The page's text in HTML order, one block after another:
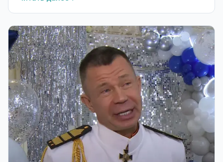
выходные на горнолыжном курорте в Карачаево-
Черкесии.